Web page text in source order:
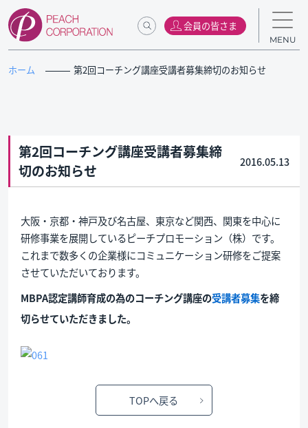
会員の皆さま
MENU
ホーム 第2回コーチング講座受講者募集締切のお知らせ
第2回コーチング講座受講者募集締
切のお知らせ
2016.05.13
大阪・京都・神戸及び名古屋、東京など関西、関東を中心に
研修事業を展開しているピーチプロモーション（株）です。
これまで数多くの企業様にコミュニケーション研修をご提案
させていただいております。
MBPA認定講師育成の為のコーチング講座の受講者募集を締
切らせていただきました。
TOPへ戻る